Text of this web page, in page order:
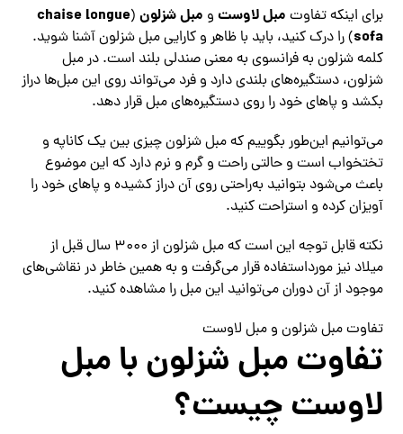
برای اینکه تفاوت مبل لاوست و مبل شزلون (
chaise longue
sofa) را درک کنید، باید با ظاهر و کارایی مبل شزلون آشنا شوید.
کلمه شزلون به فرانسوی به معنی صندلی بلند است. در مبل
شزلون، دستگیره‌های بلندی دارد و فرد می‌تواند روی این مبل‌ها دراز
بکشد و پاهای خود را روی دستگیره‌های مبل قرار دهد.
می‌توانیم این‌طور بگوییم که مبل شزلون چیزی بین یک کاناپه و
تختخواب است و حالتی راحت و گرم‌ و نرم دارد که این موضوع
باعث می‌شود بتوانید به‌راحتی روی آن دراز کشیده و پاهای خود را
آویزان کرده و استراحت کنید.
نکته قابل‌ توجه این است که مبل شزلون از ۳۰۰۰ سال قبل از
میلاد نیز مورداستفاده قرار می‌گرفت و به همین خاطر در نقاشی‌های
موجود از آن دوران می‌توانید این مبل را مشاهده کنید.
تفاوت مبل شزلون و مبل لاوست
تفاوت مبل شزلون با مبل
لاوست چیست؟